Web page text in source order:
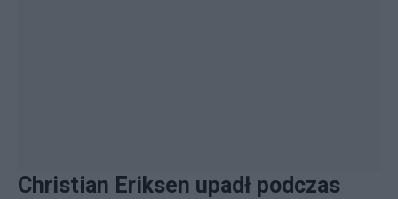
Christian Eriksen upadł podczas